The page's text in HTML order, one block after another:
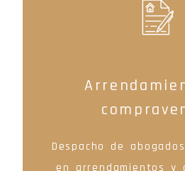
Despacho de
en arrendamientos y